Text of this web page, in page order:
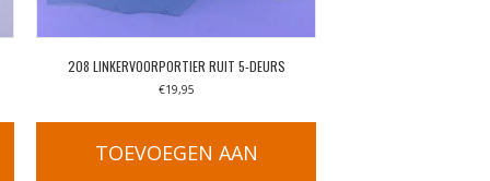
208 LINKERVOORPORTIER RUIT 5-DEURS
€19,95
TOEVOEGEN AAN